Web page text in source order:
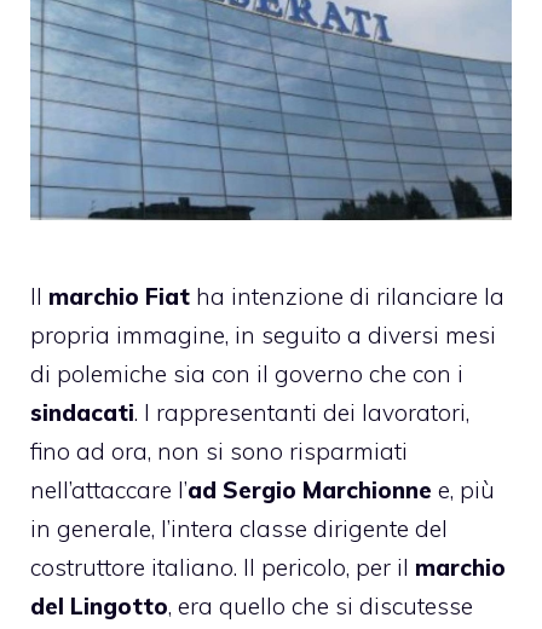
Il marchio Fiat ha intenzione di rilanciare la
propria immagine, in seguito a diversi mesi
di polemiche sia con il governo che con i
sindacati. I rappresentanti dei lavoratori,
fino ad ora, non si sono risparmiati
nell’attaccare l’ad Sergio Marchionne e, più
in generale, l’intera classe dirigente del
costruttore italiano. Il pericolo, per il marchio
del Lingotto, era quello che si discutesse